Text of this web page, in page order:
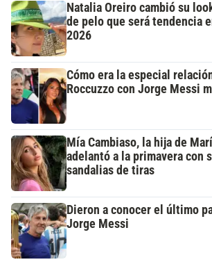
Natalia Oreiro cambió su
de pelo que será tendencia
2026
Cómo era la especial
Roccuzzo con Jorge Messi
Mía Cambiaso, la hija de
adelantó a la primavera con
sandalias de tiras
Dieron a conocer el último
Jorge Messi